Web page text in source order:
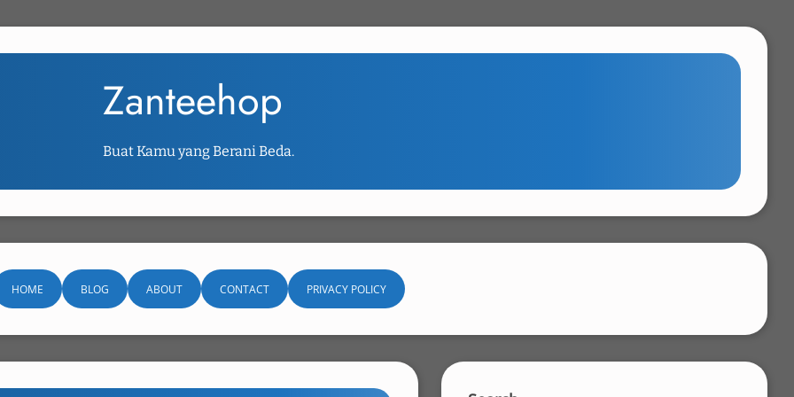
Zanteehop
Buat Kamu yang Berani Beda.
HOME BLOG ABOUT CONTACT PRIVACY POLICY